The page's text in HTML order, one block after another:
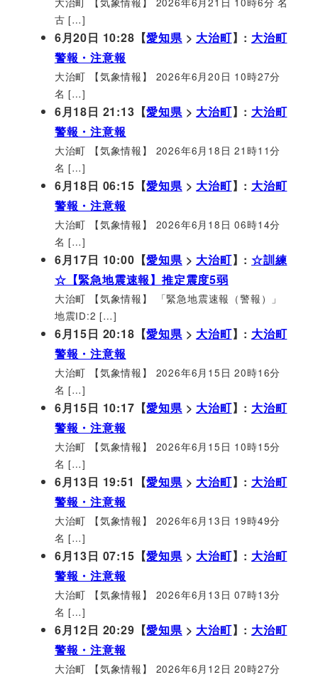
古 […]
6月20日 10:28【愛知県> 大治町】: 大治町
警報・注意報
大治町 【気象情報】 2026年6月20日 10時27分
名 […]
6月18日 21:13【愛知県> 大治町】: 大治町
警報・注意報
大治町 【気象情報】 2026年6月18日 21時11分
名 […]
6月18日 06:15【愛知県> 大治町】: 大治町
警報・注意報
大治町 【気象情報】 2026年6月18日 06時14分
名 […]
6月17日 10:00【愛知県> 大治町】:☆訓練
☆【緊急地震速報】推定震度5弱
大治町 【気象情報】 「緊急地震速報（警報）」
地震ID:2 […]
6月15日 20:18【愛知県> 大治町】: 大治町
警報・注意報
大治町 【気象情報】 2026年6月15日 20時16分
名 […]
6月15日 10:17【愛知県> 大治町】: 大治町
警報・注意報
大治町 【気象情報】 2026年6月15日 10時15分
名 […]
6月13日 19:51【愛知県> 大治町】: 大治町
警報・注意報
大治町 【気象情報】 2026年6月13日 19時49分
名 […]
6月13日 07:15【愛知県> 大治町】: 大治町
警報・注意報
大治町 【気象情報】 2026年6月13日 07時13分
名 […]
6月12日 20:29【愛知県> 大治町】: 大治町
警報・注意報
大治町 【気象情報】 2026年6月12日 20時27分